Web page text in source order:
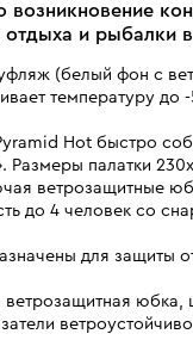
и рыбалки
(белый фон с
температуру до
Hot быстро
Размеры палатки
ветрозащитные
до 4 человек со
для защиты